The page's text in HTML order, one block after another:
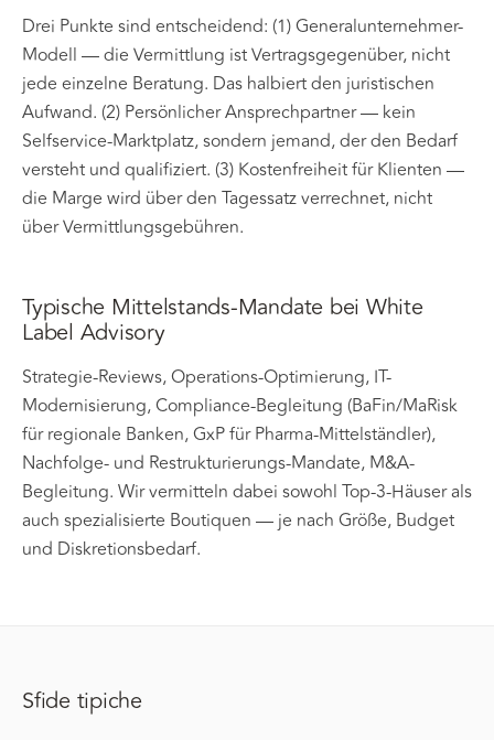
Drei Punkte sind entscheidend: (1) Generalunternehmer-
Modell — die Vermittlung ist Vertragsgegenüber, nicht
jede einzelne Beratung. Das halbiert den juristischen
Aufwand. (2) Persönlicher Ansprechpartner — kein
Selfservice-Marktplatz, sondern jemand, der den Bedarf
versteht und qualifiziert. (3) Kostenfreiheit für Klienten —
die Marge wird über den Tagessatz verrechnet, nicht
über Vermittlungsgebühren.
Typische Mittelstands-Mandate bei White
Label Advisory
Strategie-Reviews, Operations-Optimierung, IT-
Modernisierung, Compliance-Begleitung (BaFin/MaRisk
für regionale Banken, GxP für Pharma-Mittelständler),
Nachfolge- und Restrukturierungs-Mandate, M&A-
Begleitung. Wir vermitteln dabei sowohl Top-3-Häuser als
auch spezialisierte Boutiquen — je nach Größe, Budget
und Diskretionsbedarf.
Sfide tipiche